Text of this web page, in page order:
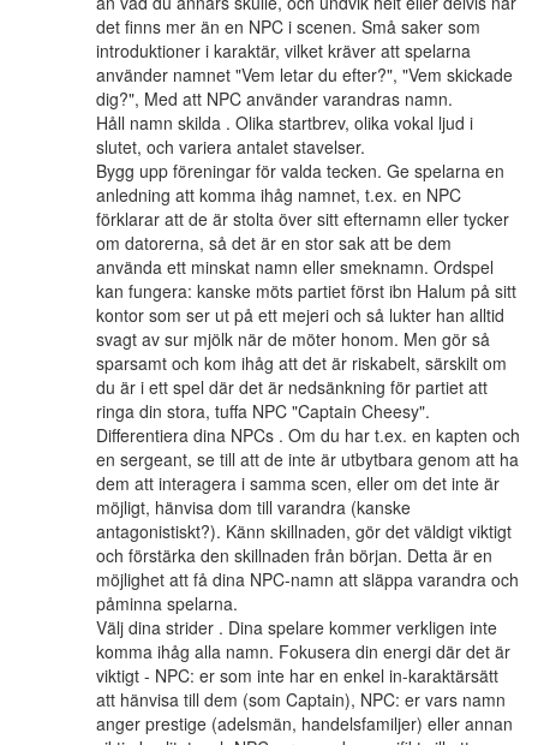
det finns mer än en NPC i scenen. Små saker som
introduktioner i karaktär, vilket kräver att spelarna
använder namnet "Vem letar du efter?", "Vem skickade
dig?", Med att NPC använder varandras namn.
Håll namn skilda . Olika startbrev, olika vokal ljud i
slutet, och variera antalet stavelser.
Bygg upp föreningar för valda tecken. Ge spelarna en
anledning att komma ihåg namnet, t.ex. en NPC
förklarar att de är stolta över sitt efternamn eller tycker
om datorerna, så det är en stor sak att be dem
använda ett minskat namn eller smeknamn. Ordspel
kan fungera: kanske möts partiet först ibn Halum på sitt
kontor som ser ut på ett mejeri och så lukter han alltid
svagt av sur mjölk när de möter honom. Men gör så
sparsamt och kom ihåg att det är riskabelt, särskilt om
du är i ett spel där det är nedsänkning för partiet att
ringa din stora, tuffa NPC "Captain Cheesy".
Differentiera dina NPCs . Om du har t.ex. en kapten och
en sergeant, se till att de inte är utbytbara genom att ha
dem att interagera i samma scen, eller om det inte är
möjligt, hänvisa dom till varandra (kanske
antagonistiskt?). Känn skillnaden, gör det väldigt viktigt
och förstärka den skillnaden från början. Detta är en
möjlighet att få dina NPC-namn att släppa varandra och
påminna spelarna.
Välj dina strider . Dina spelare kommer verkligen inte
komma ihåg alla namn. Fokusera din energi där det är
viktigt - NPC: er som inte har en enkel in-karaktärsätt
att hänvisa till dem (som Captain), NPC: er vars namn
anger prestige (adelsmän, handelsfamiljer) eller annan